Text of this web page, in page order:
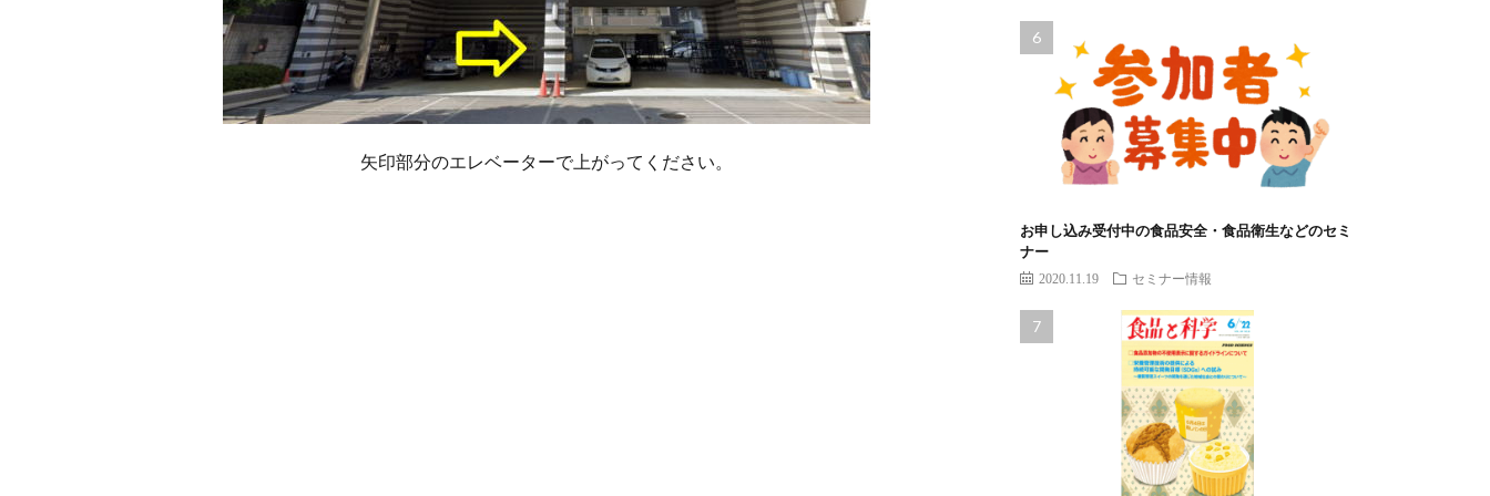
矢印部分のエレベーターで上がってください。
お申し込み受付中の食品安全・食品衛生などのセミ
ナー
2020.11.19 セミナー情報